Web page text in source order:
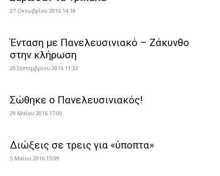
27 Οκτωβρίου 2016 14:18
Ένταση με Πανελευσινιακό – Ζάκυνθο
στην κλήρωση
29 Σεπτεμβρίου 2016 11:32
Σώθηκε ο Πανελευσινιακός!
29 Μαΐου 2016 17:00
Διώξεις σε τρεις για «ύποπτα»
5 Μαΐου 2016 15:09